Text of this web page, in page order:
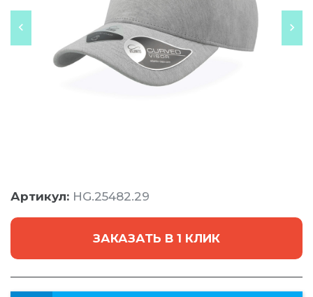
Артикул: HG.25482.29
ЗАКАЗАТЬ В 1 КЛИК